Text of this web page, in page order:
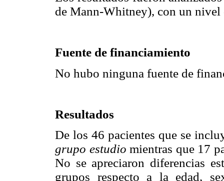
de Mann-Whitney), con un
Fuente de financiamiento
No hubo ninguna fuente de
Resultados
De los 46 pacientes que se
grupo estudio mientras que 17
No se apreciaron diferencias
grupos respecto a la edad,